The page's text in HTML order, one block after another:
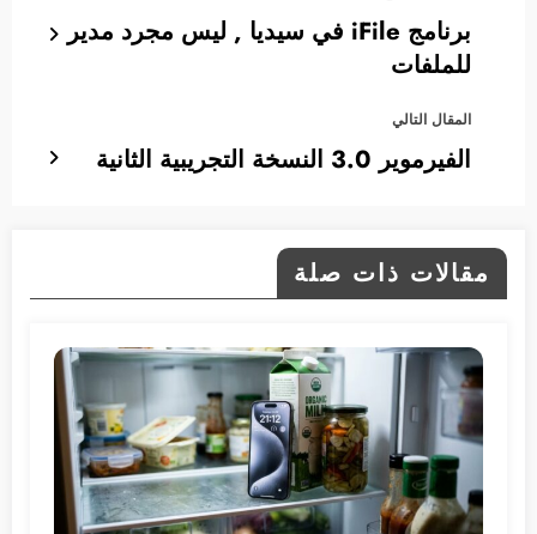
برنامج iFile في سيديا , ليس مجرد مدير
للملفات
المقال التالي
الفيرموير 3.0 النسخة التجريبية الثانية
مقالات ذات صلة